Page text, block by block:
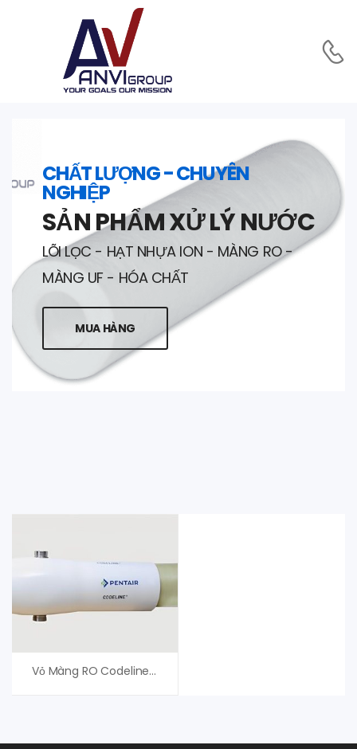
CHẤT LƯỢNG - CHUYÊN
NGHIỆP
SẢN PHẨM XỬ LÝ NƯỚC
LÕI LỌC - HẠT NHỰA ION - MÀNG RO -
MÀNG UF - HÓA CHẤT
MUA HÀNG
Vỏ Màng RO Codeline 80H100 Pentair USA – Chất Lượng Cao